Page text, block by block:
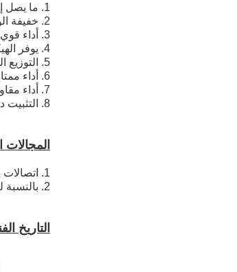
1. ما يصل إلى 288 ألياف بصرية
2. خفيفة الوزن ، أقل حمولة إضافية للبرج.أقصى امتداد يمكن أن يصل إلى 1500 متر.
3. أداء قوي مضاد للسحب ، أكثر من 90KN.
4. يوفر الهيكل غير المعدني عزلًا جيدًا ، ومقاومة ممتازة للصواعق.
5. التوزيع المتساوي لخيوط الأراميد مع عملية إنتاج جيدة وأداء إجهاد / إجهاد ممتاز.
6. أداء ممتاز لمقاومة الرصاص.
7. أداء مقاومة تتبع ممتازة.
8. التثبيت دون انقطاع التيار الكهربائي ولن يتأثر النقل الطبيعي للكابل بسبب خطأ في خط الكهرباء.
المجالات
1. اتصالات بعيدة المدى ، LAN في منطقة الجهد العالي أو الوصول إلى شبكة الاتصالات.
2. بالنسبة لنظام نقل الطاقة ، مناطق رعد كثيرة واستدلال كهرومغناطيسي عالي.
التاريخ